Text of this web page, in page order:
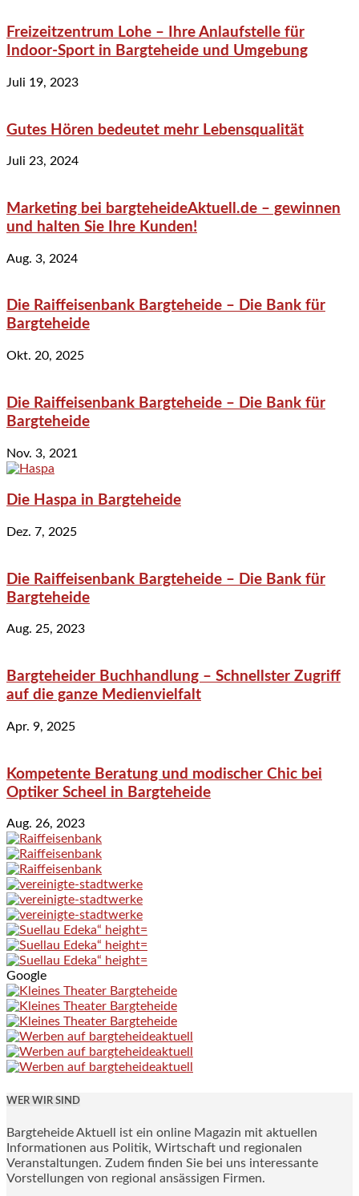
Freizeitzentrum Lohe – Ihre Anlaufstelle für
Indoor-Sport in Bargteheide und Umgebung
Juli 19, 2023
Gutes Hören bedeutet mehr Lebensqualität
Juli 23, 2024
Marketing bei bargteheideAktuell.de – gewinnen
und halten Sie Ihre Kunden!
Aug. 3, 2024
Die Raiffeisenbank Bargteheide – Die Bank für
Bargteheide
Okt. 20, 2025
Die Raiffeisenbank Bargteheide – Die Bank für
Bargteheide
Nov. 3, 2021
Die Haspa in Bargteheide
Dez. 7, 2025
Die Raiffeisenbank Bargteheide – Die Bank für
Bargteheide
Aug. 25, 2023
Bargteheider Buchhandlung – Schnellster Zugriff
auf die ganze Medienvielfalt
Apr. 9, 2025
Kompetente Beratung und modischer Chic bei
Optiker Scheel in Bargteheide
Aug. 26, 2023
Google
WER WIR SIND
Bargteheide Aktuell ist ein online Magazin mit aktuellen
Informationen aus Politik, Wirtschaft und regionalen
Veranstaltungen. Zudem finden Sie bei uns interessante
Vorstellungen von regional ansässigen Firmen.